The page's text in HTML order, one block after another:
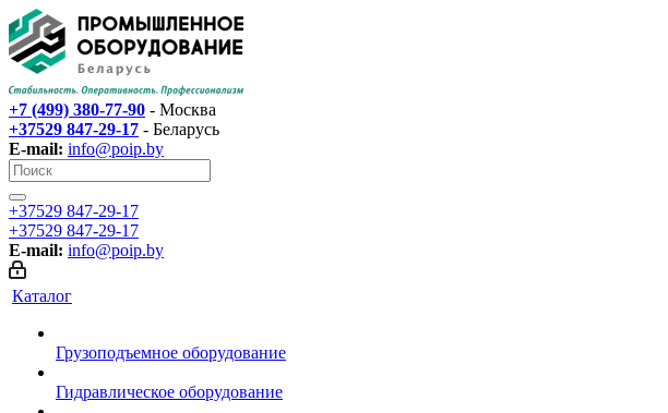
+7 (499) 380-77-90 - Москва
+37529 847-29-17‬ - Беларусь
E-mail: info@poip.by
+37529 847-29-17‬
+37529 847-29-17‬
E-mail: info@poip.by
Каталог
Грузоподъемное оборудование
Гидравлическое оборудование